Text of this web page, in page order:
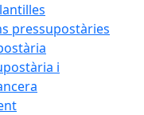
pressupostàries
i